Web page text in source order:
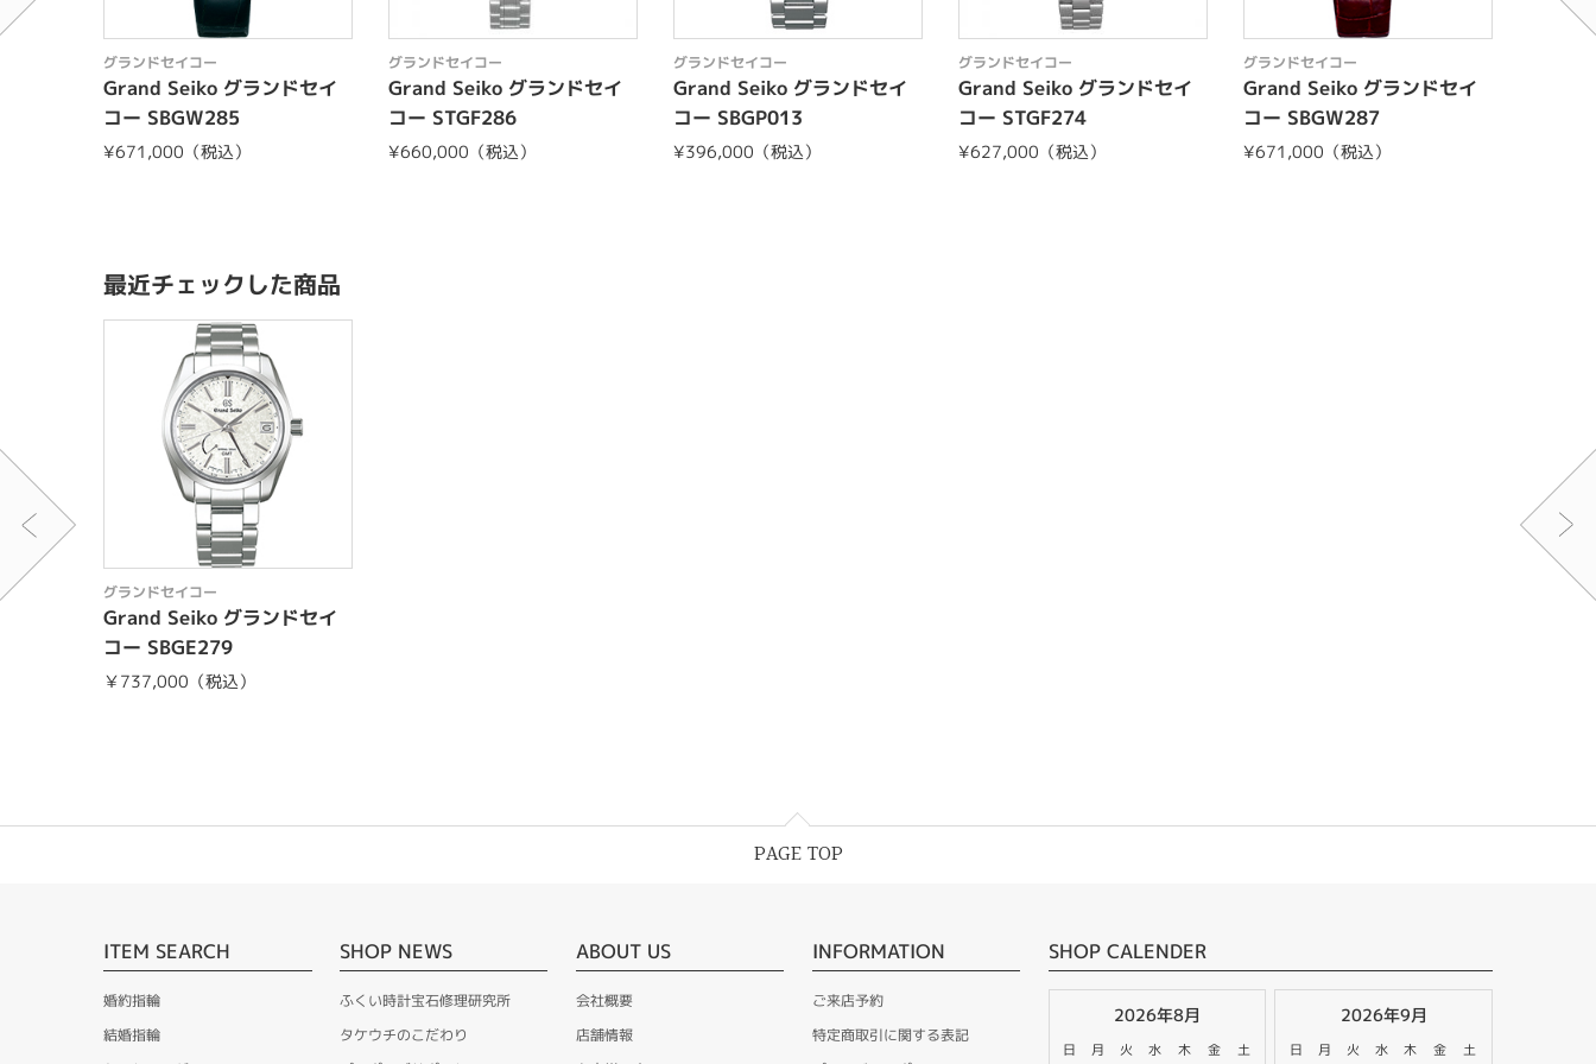
グランドセイコー
Grand Seiko グランドセイ
コー SBGW285
¥671,000（税込）
グランドセイコー
Grand Seiko グランドセイ
コー STGF286
¥660,000（税込）
グランドセイコー
Grand Seiko グランドセイ
コー SBGP013
¥396,000（税込）
グランドセイコー
Grand Seiko グランドセイ
コー STGF274
¥627,000（税込）
グランドセイコー
Grand Seiko グランドセイ
コー SBGW287
¥671,000（税込）
最近チェックした商品
グランドセイコー
Grand Seiko グランドセイ
コー SBGE279
￥737,000（税込）
PAGE TOP
ITEM SEARCH
婚約指輪
結婚指輪
SHOP NEWS
ふくい時計宝石修理研究所
タケウチのこだわり
ABOUT US
会社概要
店舗情報
INFORMATION
ご来店予約
特定商取引に関する表記
SHOP CALENDER
2026年8月
日 月 火 水 木 金 土
2026年9月
日 月 火 水 木 金 土